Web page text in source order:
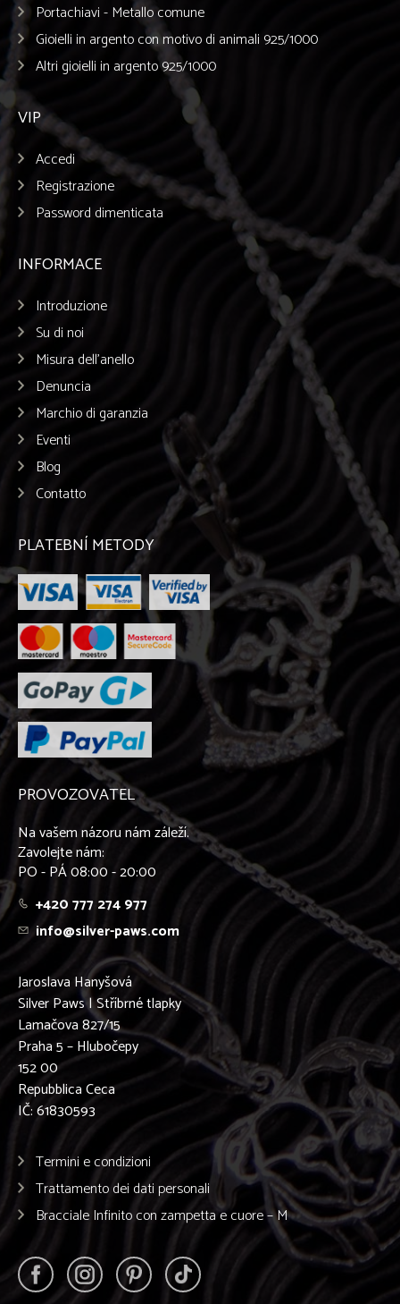
Portachiavi - Metallo comune
Gioielli in argento con motivo di animali 925/1000
Altri gioielli in argento 925/1000
VIP
Accedi
Registrazione
Password dimenticata
INFORMACE
Introduzione
Su di noi
Misura dell’anello
Denuncia
Marchio di garanzia
Eventi
Blog
Contatto
PLATEBNÍ METODY
PROVOZOVATEL
Na vašem názoru nám záleží.
Zavolejte nám:
PO - PÁ 08:00 - 20:00
+420 777 274 977
info@silver-paws.com
Jaroslava Hanyšová
Silver Paws | Stříbrné tlapky
Lamačova 827/15
Praha 5 – Hlubočepy
152 00
Repubblica Ceca
IČ: 61830593
Termini e condizioni
Trattamento dei dati personali
Bracciale Infinito con zampetta e cuore – M